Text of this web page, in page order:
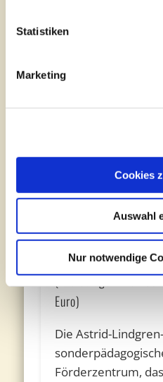
Statistiken
Marketing
Cookies
Auswahl
Nur notwendige
Astrid-Lindgren-
Seniorenzentrum
Silke Schütz und
(Preisträgerinnen
Euro)
Die Astrid-
Förderzentrum,